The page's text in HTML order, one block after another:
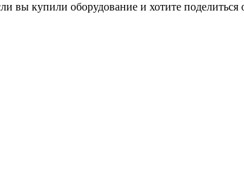
вы купили оборудование и хотите